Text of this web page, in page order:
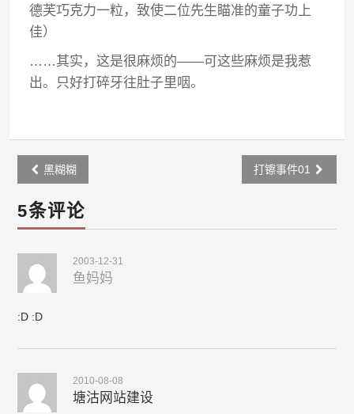
德芙巧克力一粒，致使二位先生瞄准的童子功上
佳）
……其实，这是很麻烦的——可这些麻烦是我惹
出。只好打碎牙往肚子里咽。
Post
navigation
黑糊糊 打镲事件01
5条评论
2003-12-31
鱼妈妈
:D :D
2010-08-08
塘沽网站建设